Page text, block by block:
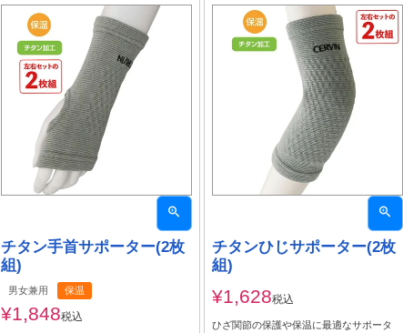
チタン手首サポーター(2枚
組)
男女兼用 保温
¥1,848税込
チタンひじサポーター(2枚
組)
¥1,628税込
ひざ関節の保護や保温に最適なサポータ